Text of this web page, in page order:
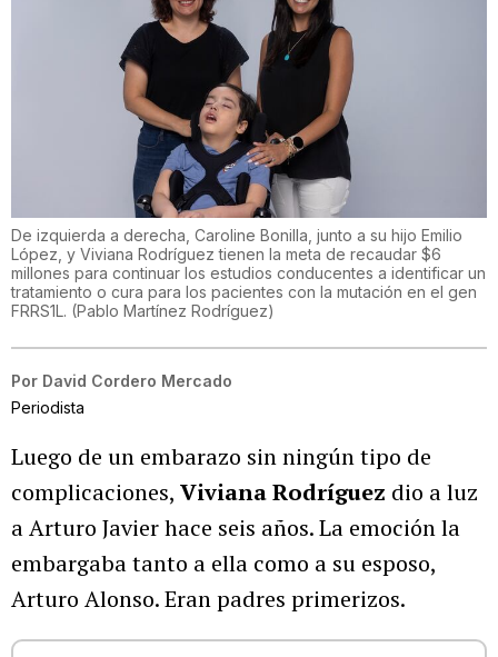
De izquierda a derecha, Caroline Bonilla, junto a su hijo Emilio
López, y Viviana Rodríguez tienen la meta de recaudar $6
millones para continuar los estudios conducentes a identificar un
tratamiento o cura para los pacientes con la mutación en el gen
FRRS1L. (Pablo Martínez Rodríguez)
Por David Cordero Mercado
Periodista
Luego de un embarazo sin ningún tipo de
complicaciones, Viviana Rodríguez dio a luz
a Arturo Javier hace seis años. La emoción la
embargaba tanto a ella como a su esposo,
Arturo Alonso. Eran padres primerizos.